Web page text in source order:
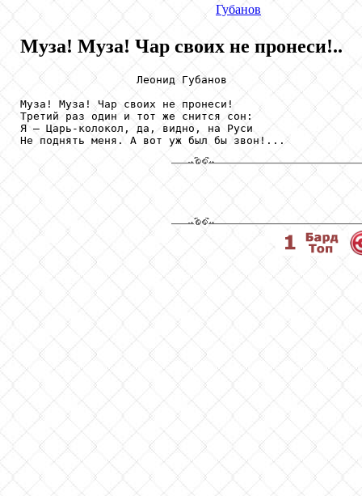
Губанов
Муза! Муза! Чар своих не пронеси!..
                  Леонид Губанов
Муза! Муза! Чар своих не пронеси!
Третий раз один и тот же снится сон:
Я – Царь-колокол, да, видно, на Руси
Не поднять меня. А вот уж был бы звон!...